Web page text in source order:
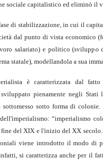
sociale capitalistico ed eliminò il
di stabilizzazione, in cui il
dal punto di vista economico
salariato) e politico (sviluppo
statale), modellandola a sua
è caratterizzata dal
pienamente negli Stati
sottomesso sotto forma di
“imperialismo
del XIX e l'inizio del XX
viene introdotto il modo di
si caratterizza anche per il